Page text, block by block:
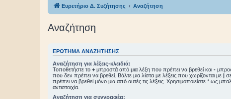
Ευρετήριο Δ. Συζήτησης Αναζήτηση
Αναζήτηση
ΕΡΏΤΗΜΑ ΑΝΑΖΉΤΗΣΗΣ
Αναζήτηση για λέξεις-κλειδιά:
Τοποθετήστε το + μπροστά από μια λέξη που πρέπει να βρεθεί και -
που δεν πρέπει να βρεθεί. Βάλτε μια λίστα με λέξεις που χωρίζονται με |
πρέπει να βρεθεί μόνο μια από αυτές τις λέξεις. Χρησιμοποιείστε * ως
αντιστοιχία.
Αναζήτηση για συγγραφέα: